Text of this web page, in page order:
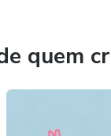
quem